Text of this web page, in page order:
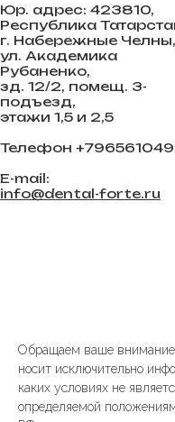
Юр. адрес: 423810,
Республика
г. Набережные Челны,
ул. Академика
Рубаненко,
зд. 12/2, помещ. 3-
подъезд,
этажи 1,5 и 2,5
Телефон
E-mail:
info@dental-forte.ru
Обращаем ваше внимание
носит исключительно
каких условиях не
определяемой